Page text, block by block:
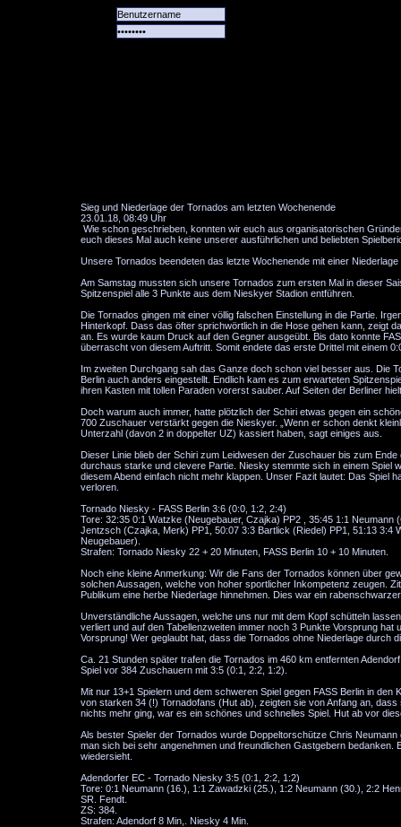
Sieg und Niederlage der Tornados am letzten Wochenende
23.01.18, 08:49 Uhr
Wie schon geschrieben, konnten wir euch aus organisatorischen
euch dieses Mal auch keine unserer ausführlichen und beliebten
Unsere Tornados beendeten das letzte Wochenende mit einer
Am Samstag mussten sich unsere Tornados zum ersten Mal in dieser
Spitzenspiel alle 3 Punkte aus dem Nieskyer Stadion entführen.
Die Tornados gingen mit einer völlig falschen Einstellung in die Partie.
Hinterkopf. Dass das öfter sprichwörtlich in die Hose gehen kann, zeigt
an. Es wurde kaum Druck auf den Gegner ausgeübt. Bis dato konnte
überrascht von diesem Auftritt. Somit endete das erste Drittel mit einem
Im zweiten Durchgang sah das Ganze doch schon viel besser aus. Die
Berlin auch anders eingestellt. Endlich kam es zum erwarteten
ihren Kasten mit tollen Paraden vorerst sauber. Auf Seiten der Berliner
Doch warum auch immer, hatte plötzlich der Schiri etwas gegen ein
700 Zuschauer verstärkt gegen die Nieskyer. „Wenn er schon denkt
Unterzahl (davon 2 in doppelter UZ) kassiert haben, sagt einiges aus.
Dieser Linie blieb der Schiri zum Leidwesen der Zuschauer bis zum
durchaus starke und clevere Partie. Niesky stemmte sich in einem Spiel
diesem Abend einfach nicht mehr klappen. Unser Fazit lautet: Das Spiel
verloren.
Tornado Niesky - FASS Berlin 3:6 (0:0, 1:2, 2:4)
Tore: 32:35 0:1 Watzke (Neugebauer, Czajka) PP2 , 35:45 1:1
Jentzsch (Czajka, Merk) PP1, 50:07 3:3 Bartlick (Riedel) PP1, 51:13
Neugebauer).
Strafen: Tornado Niesky 22 + 20 Minuten, FASS Berlin 10 + 10 Minuten.
Noch eine kleine Anmerkung: Wir die Fans der Tornados können über
solchen Aussagen, welche von hoher sportlicher Inkompetenz zeugen.
Publikum eine herbe Niederlage hinnehmen. Dies war ein
Unverständliche Aussagen, welche uns nur mit dem Kopf schütteln
verliert und auf den Tabellenzweiten immer noch 3 Punkte Vorsprung
Vorsprung! Wer geglaubt hat, dass die Tornados ohne Niederlage durch
Ca. 21 Stunden später trafen die Tornados im 460 km entfernten
Spiel vor 384 Zuschauern mit 3:5 (0:1, 2:2, 1:2).
Mit nur 13+1 Spielern und dem schweren Spiel gegen FASS Berlin in
von starken 34 (!) Tornadofans (Hut ab), zeigten sie von Anfang an,
nichts mehr ging, war es ein schönes und schnelles Spiel. Hut ab vor
Als bester Spieler der Tornados wurde Doppeltorschütze Chris
man sich bei sehr angenehmen und freundlichen Gastgebern
wiedersieht.
Adendorfer EC - Tornado Niesky 3:5 (0:1, 2:2, 1:2)
Tore: 0:1 Neumann (16.), 1:1 Zawadzki (25.), 1:2 Neumann (30.), 2:2
SR. Fendt.
ZS: 384.
Strafen: Adendorf 8 Min,. Niesky 4 Min.